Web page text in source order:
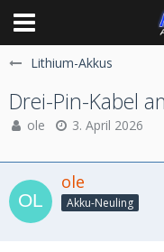
Lithium-Akkus
Drei-Pin-Kabel
ole 3. April 2026
ole
Akku-Neuling